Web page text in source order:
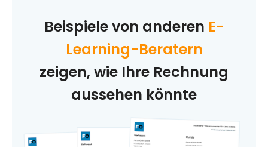
Beispiele von anderen E-
Learning-Beratern
zeigen, wie Ihre Rechnung
aussehen könnte